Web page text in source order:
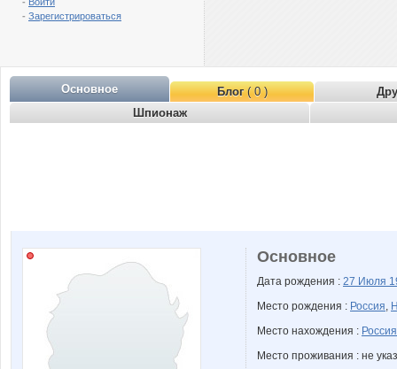
- Зарегистрироваться
Основное Блог( 0 )
Шпионаж
Основное
Дата рождения : 27 Июля
Место рождения : Россия,
Место нахождения : Россия
Место проживания : не